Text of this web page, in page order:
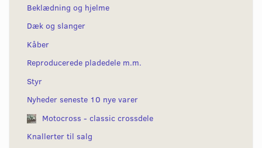
Beklædning og hjelme
Dæk og slanger
Kåber
Reproducerede pladedele m.m.
Styr
Nyheder seneste 10 nye varer
Motocross - classic crossdele
Knallerter til salg